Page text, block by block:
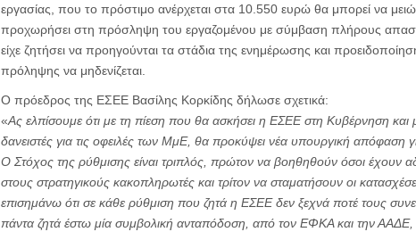
εργασίας, που το πρόστιμο ανέρχεται στα 10.550 ευρώ θα μπορεί να
προχωρήσει στη πρόσληψη του εργαζομένου με σύμβαση πλήρους
είχε ζητήσει να προηγούνται τα στάδια της ενημέρωσης και
πρόληψης να μηδενίζεται.
Ο πρόεδρος της ΕΣΕΕ Βασίλης Κορκίδης δήλωσε σχετικά:
«Ας ελπίσουμε ότι με τη πίεση που θα ασκήσει η ΕΣΕΕ στη Κυβέρνηση και
δανειστές για τις οφειλές των ΜμΕ, θα προκύψει νέα υπουργική
Ο Στόχος της ρύθμισης είναι τριπλός, πρώτον να βοηθηθούν όσοι έχουν
στους στρατηγικούς κακοπληρωτές και τρίτον να σταματήσουν οι
επισημάνω ότι σε κάθε ρύθμιση που ζητά η ΕΣΕΕ δεν ξεχνά ποτέ τους
πάντα ζητά έστω μία συμβολική ανταπόδοση, από τον ΕΦΚΑ και την